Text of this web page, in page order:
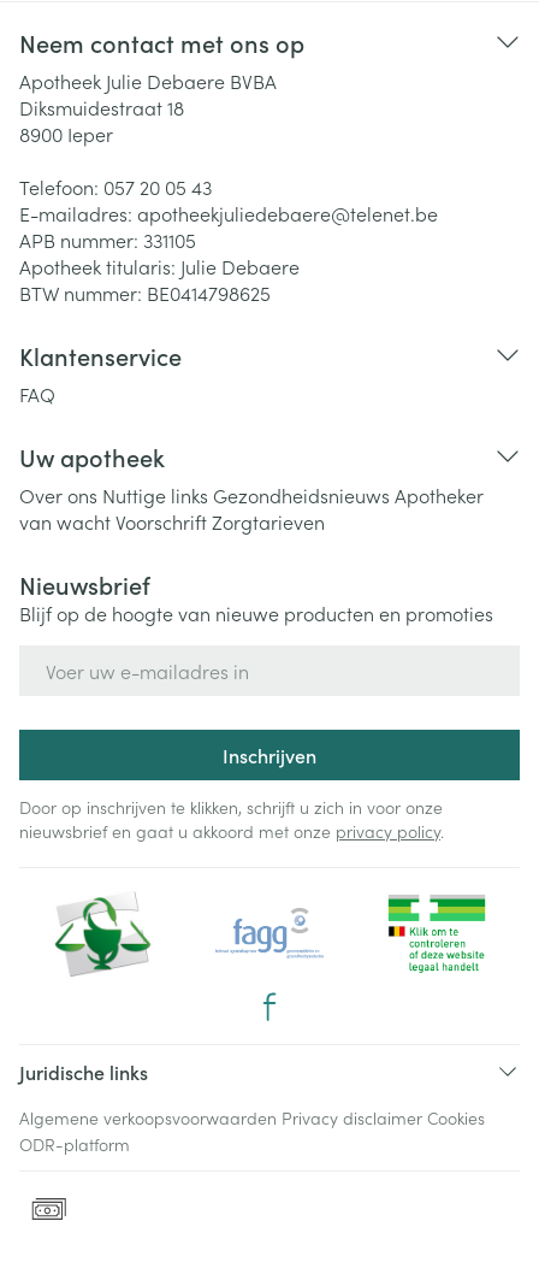
Neem contact met ons op
Apotheek Julie Debaere BVBA
Diksmuidestraat 18
8900 Ieper
Telefoon: 057 20 05 43
E-mailadres: apotheekjuliedebaere@telenet.be
APB nummer: 331105
Apotheek titularis: Julie Debaere
BTW nummer: BE0414798625
Klantenservice
FAQ
Uw apotheek
Over ons Nuttige links Gezondheidsnieuws Apotheker
van wachtVoorschriftZorgtarieven
Nieuwsbrief
Blijf op de hoogte van nieuwe producten en promoties
Inschrijven
Door op inschrijven te klikken, schrijft u zich in voor onze
nieuwsbrief en gaat u akkoord met onze privacy policy.
Juridische links
Algemene verkoopsvoorwaarden Privacy disclaimer Cookies
ODR-platform